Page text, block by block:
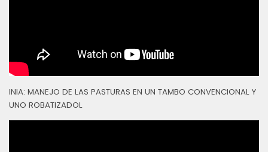
INIA: MANEJO DE LAS PASTURAS EN UN TAMBO CONVENCIONAL Y
UNO ROBATIZADOL